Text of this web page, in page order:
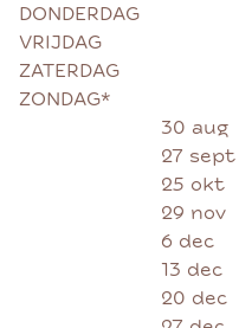
DONDERDAG
VRIJDAG
ZATERDAG
ZONDAG*
30 aug
27 sept
25 okt
29 nov
6 dec
13 dec
20 dec